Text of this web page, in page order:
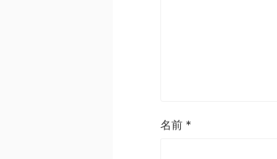
名前 *